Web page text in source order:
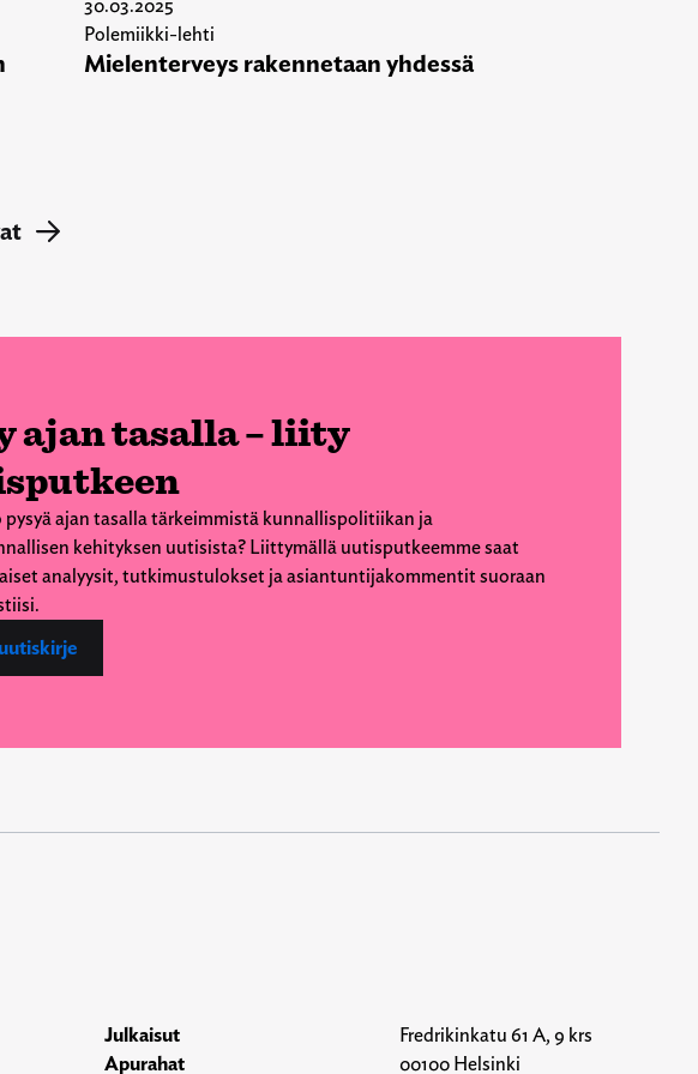
30.03.2025
Polemiikki-lehti
Mielenterveys rakennetaan yhdessä
→
ajan tasalla – liity
pysyä ajan tasalla tärkeimmistä kunnallispolitiikan ja
kehityksen uutisista? Liittymällä uutisputkeemme saat
analyysit, tutkimustulokset ja asiantuntijakommentit suoraan
Julkaisut
Apurahat
Fredrikinkatu 61 A, 9 krs
00100 Helsinki